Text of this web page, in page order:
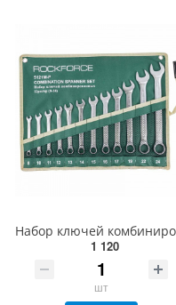
1 120
шт